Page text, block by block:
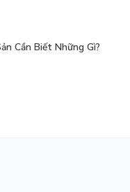
Cần Biết Những Gì?